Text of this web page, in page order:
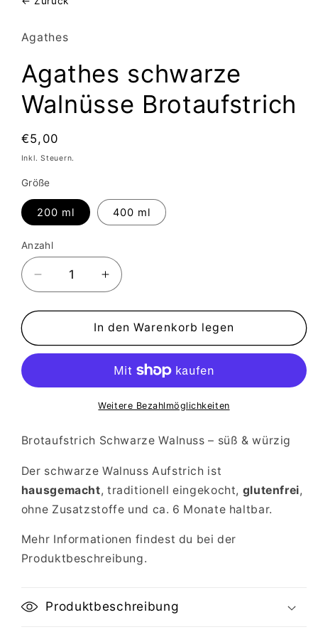
Agathes
Agathes schwarze
Walnüsse Brotaufstrich
Normaler
Preis
€5,00
Inkl. Steuern.
Größe
200 ml 400 ml
Anzahl
Anzahl
Verringere
die
Menge
Agathes
schwarze
Brotaufstrich
Erhöhe
die
Menge
für
Agathes
Walnüsse
Brotaufstrich
In den Warenkorb legen
Weitere Bezahlmöglichkeiten
Brotaufstrich Schwarze Walnuss – süß & würzig
Der schwarze Walnuss Aufstrich ist
hausgemacht, traditionell eingekocht, glutenfrei,
ohne Zusatzstoffe und ca. 6 Monate haltbar.
Mehr Informationen findest du bei der
Produktbeschreibung.
Produktbeschreibung